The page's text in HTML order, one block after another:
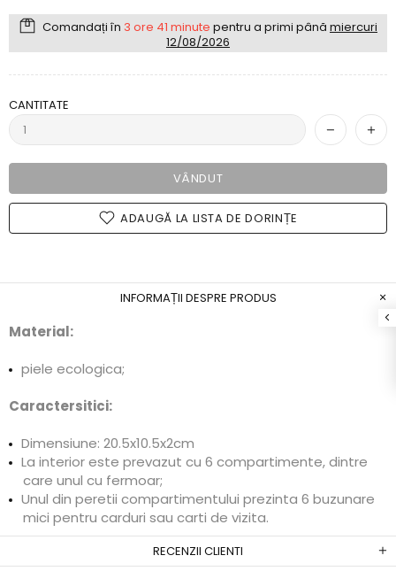
Comandați în 3 ore 41 minute pentru a primi până miercuri
12/08/2026
CANTITATE
VÂNDUT
ADAUGĂ LA LISTA DE DORINȚE
INFORMAȚII DESPRE PRODUS
Material:
piele ecologica;
Caractersitici:
Dimensiune: 20.5x10.5x2cm
La interior este prevazut cu 6 compartimente, dintre
care unul cu fermoar;
Unul din peretii compartimentului prezinta 6 buzunare
mici pentru carduri sau carti de vizita.
RECENZII CLIENTI